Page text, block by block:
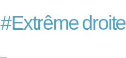
#Extrême droite